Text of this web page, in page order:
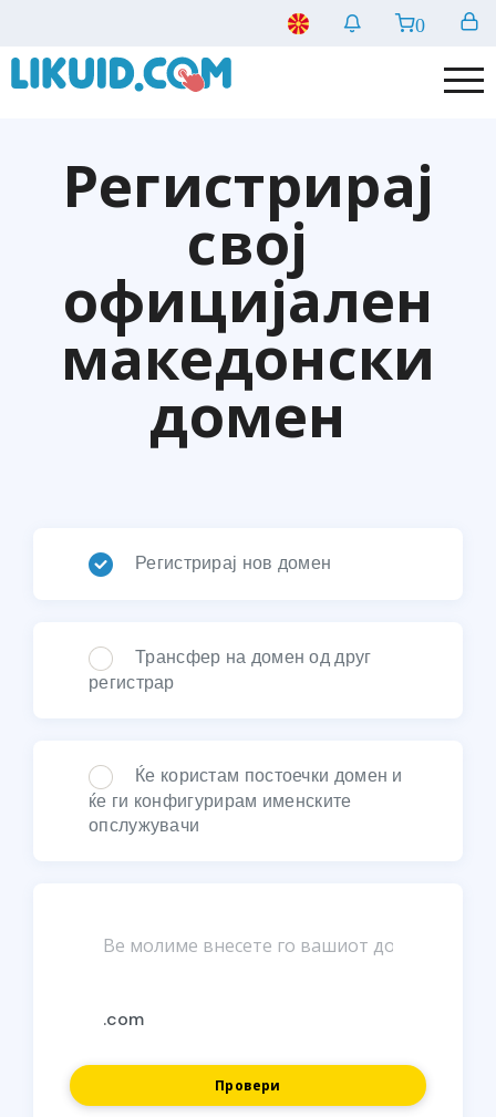
0
Регистрирај
свој
официјален
македонски
домен
Регистрирај нов домен
Трансфер на домен од друг
регистрар
Ќе користам постоечки домен и
ќе ги конфигурирам именските
опслужувачи
Провери